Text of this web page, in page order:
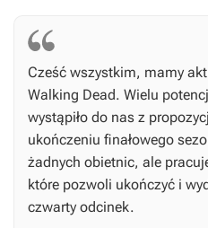
Cześć wszystkim, mamy
Walking Dead. Wielu
wystąpiło do nas z
ukończeniu finałowego
żadnych obietnic, ale
które pozwoli ukończyć i
czwarty odcinek.